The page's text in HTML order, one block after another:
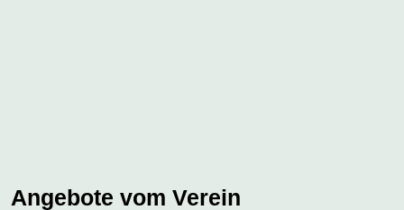
Angebote vom Verein